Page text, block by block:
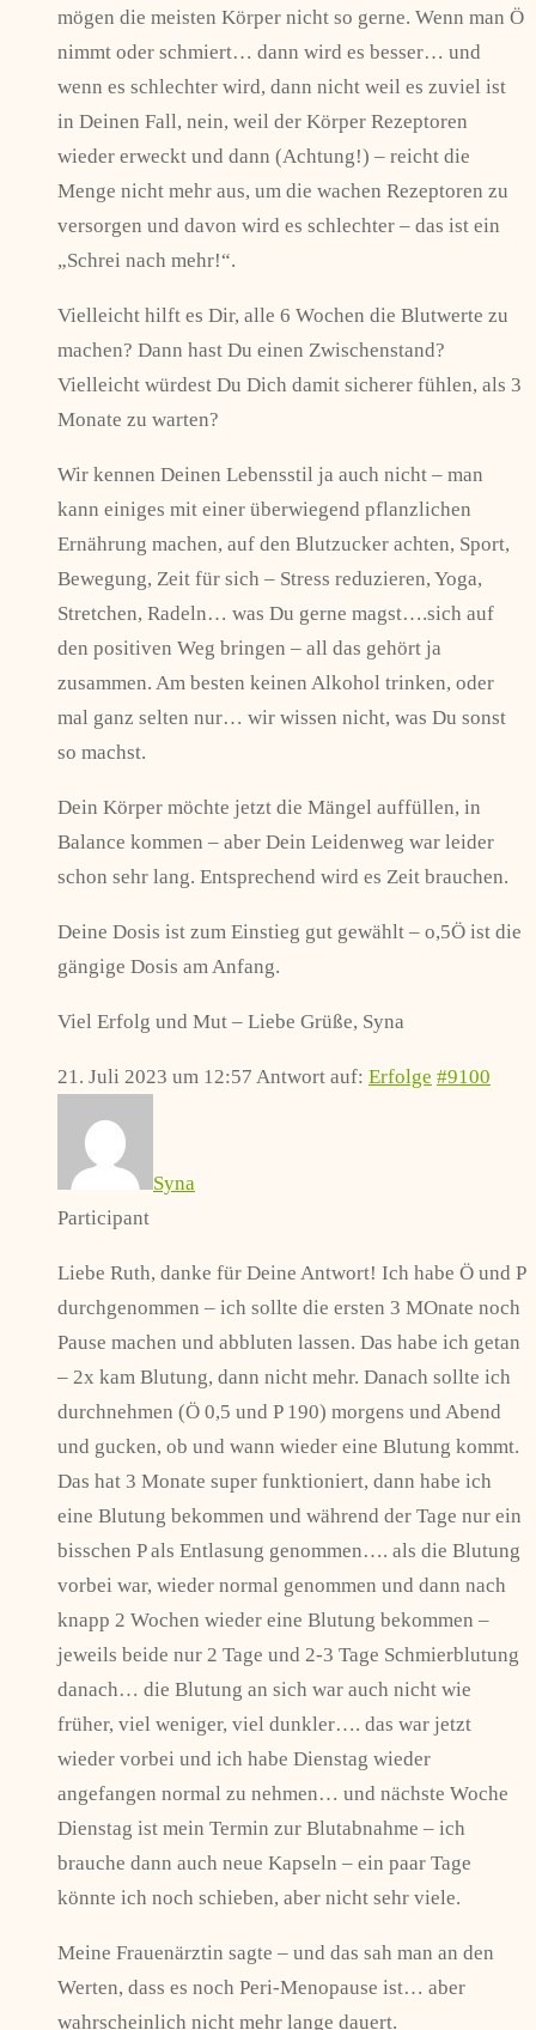
mögen die meisten Körper nicht so gerne. Wenn man Ö
nimmt oder schmiert… dann wird es besser… und
wenn es schlechter wird, dann nicht weil es zuviel ist
in Deinen Fall, nein, weil der Körper Rezeptoren
wieder erweckt und dann (Achtung!) – reicht die
Menge nicht mehr aus, um die wachen Rezeptoren zu
versorgen und davon wird es schlechter – das ist ein
„Schrei nach mehr!“.
Vielleicht hilft es Dir, alle 6 Wochen die Blutwerte zu
machen? Dann hast Du einen Zwischenstand?
Vielleicht würdest Du Dich damit sicherer fühlen, als 3
Monate zu warten?
Wir kennen Deinen Lebensstil ja auch nicht – man
kann einiges mit einer überwiegend pflanzlichen
Ernährung machen, auf den Blutzucker achten, Sport,
Bewegung, Zeit für sich – Stress reduzieren, Yoga,
Stretchen, Radeln… was Du gerne magst….sich auf
den positiven Weg bringen – all das gehört ja
zusammen. Am besten keinen Alkohol trinken, oder
mal ganz selten nur… wir wissen nicht, was Du sonst
so machst.
Dein Körper möchte jetzt die Mängel auffüllen, in
Balance kommen – aber Dein Leidenweg war leider
schon sehr lang. Entsprechend wird es Zeit brauchen.
Deine Dosis ist zum Einstieg gut gewählt – o,5Ö ist die
gängige Dosis am Anfang.
Viel Erfolg und Mut – Liebe Grüße, Syna
21. Juli 2023 um 12:57 Antwort auf: Erfolge #9100
Syna
Participant
Liebe Ruth, danke für Deine Antwort! Ich habe Ö und P
durchgenommen – ich sollte die ersten 3 MOnate noch
Pause machen und abbluten lassen. Das habe ich getan
– 2x kam Blutung, dann nicht mehr. Danach sollte ich
durchnehmen (Ö 0,5 und P 190) morgens und Abend
und gucken, ob und wann wieder eine Blutung kommt.
Das hat 3 Monate super funktioniert, dann habe ich
eine Blutung bekommen und während der Tage nur ein
bisschen P als Entlasung genommen…. als die Blutung
vorbei war, wieder normal genommen und dann nach
knapp 2 Wochen wieder eine Blutung bekommen –
jeweils beide nur 2 Tage und 2-3 Tage Schmierblutung
danach… die Blutung an sich war auch nicht wie
früher, viel weniger, viel dunkler…. das war jetzt
wieder vorbei und ich habe Dienstag wieder
angefangen normal zu nehmen… und nächste Woche
Dienstag ist mein Termin zur Blutabnahme – ich
brauche dann auch neue Kapseln – ein paar Tage
könnte ich noch schieben, aber nicht sehr viele.
Meine Frauenärztin sagte – und das sah man an den
Werten, dass es noch Peri-Menopause ist… aber
wahrscheinlich nicht mehr lange dauert.